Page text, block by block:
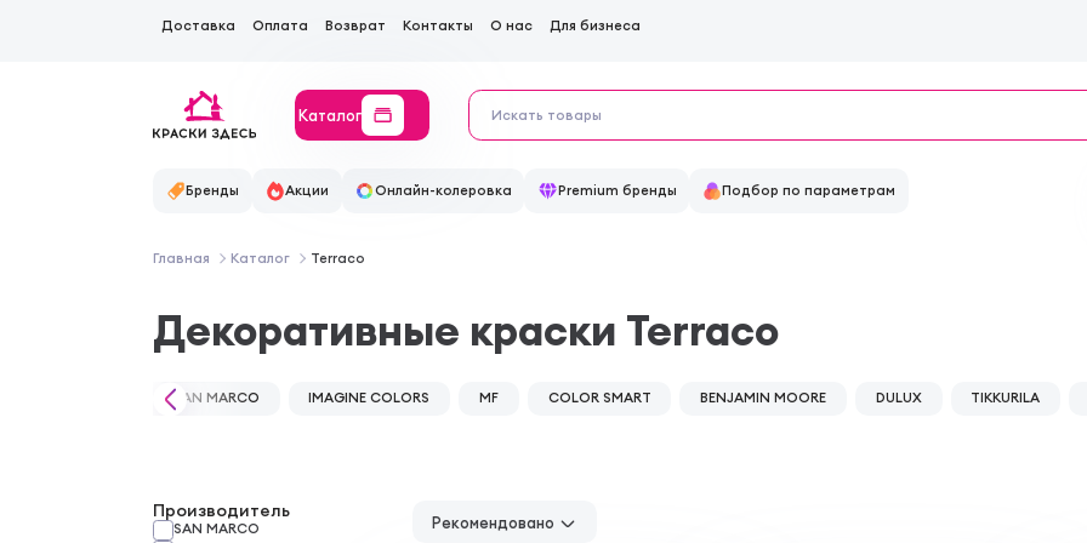
Доставка Оплата Возврат Контакты О нас Для бизнеса
Каталог
Бренды Акции Онлайн-колеровка Premium бренды Подбор по параметрам
Главная Каталог Terraco
Декоративные краски Terraco
Производитель
SAN MARCO
Рекомендовано
SAN MARCO IMAGINE COLORS MF COLOR SMART BENJAMIN MOORE DULUX TIKKURILA